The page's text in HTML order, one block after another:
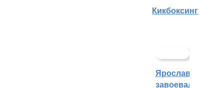
Кикбоксинг
Ярославцы
завоевали